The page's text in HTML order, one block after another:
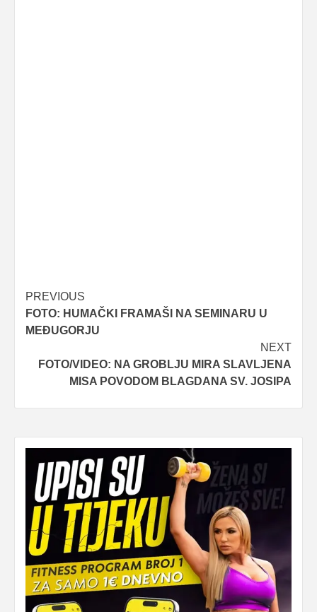
Post
navigation
PREVIOUS
FOTO: HUMAČKI FRAMAŠI NA SEMINARU U
MEĐUGORJU
NEXT
FOTO/VIDEO: NA GROBLJU MIRA SLAVLJENA
MISA POVODOM BLAGDANA SV. JOSIPA